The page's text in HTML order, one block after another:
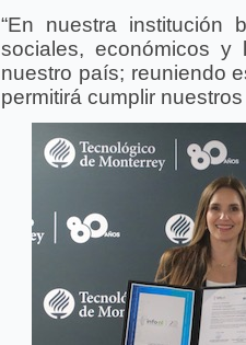
“En nuestra institución
sociales, económicos y
nuestro país; reuniendo
permitirá cumplir